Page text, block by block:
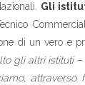
Gli
di un vero e
gli altri istituti–